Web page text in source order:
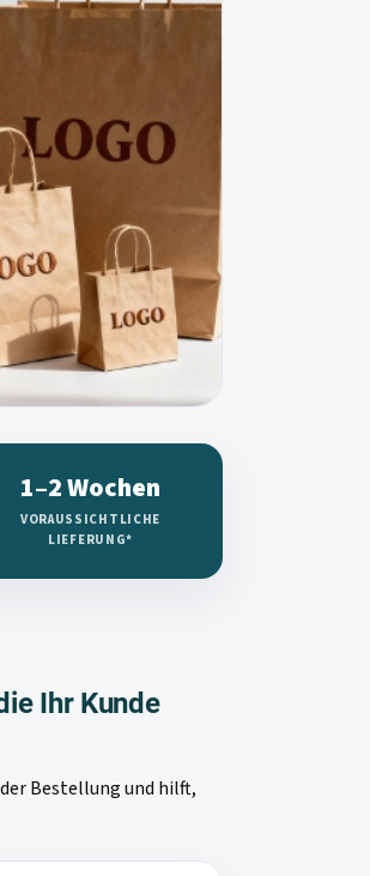
1–2 Wochen
VORAUSSICHTLICHE
LIEFERUNG*
Ihr Kunde
Bestellung und hilft,